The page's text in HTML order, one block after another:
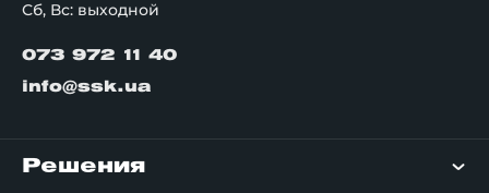
Сб, Вс: выходной
073 972 11 40
info@ssk.ua
Решения